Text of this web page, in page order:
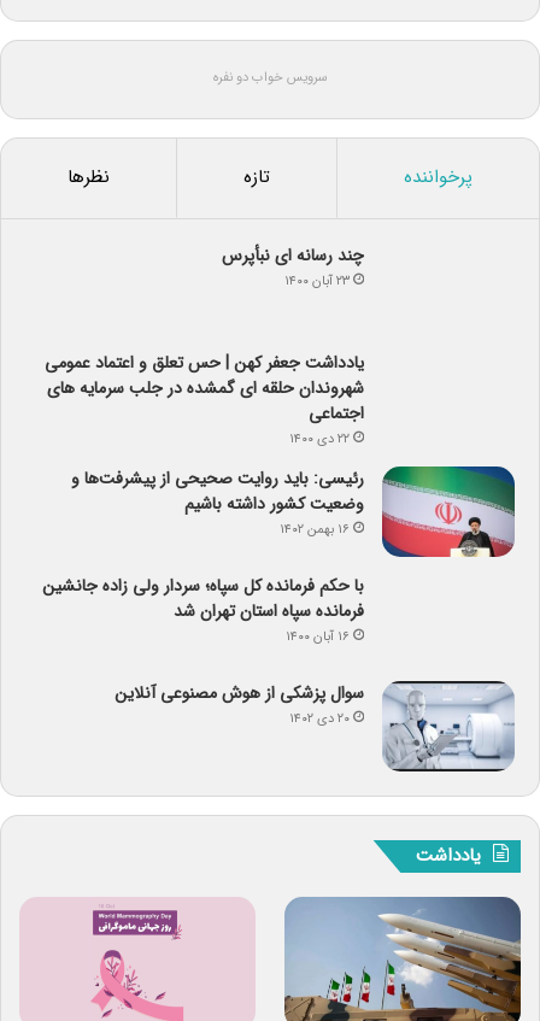
سرویس خواب دو نفره
پرخواننده تازه نظرها
چند رسانه ای نبأپرس
۲۳ آبان ۱۴۰۰
یادداشت جعفر کهن | حس تعلق و اعتماد عمومی
شهروندان حلقه ای گمشده در جلب سرمایه های
اجتماعی
۲۲ دی ۱۴۰۰
رئیسی: باید روایت صحیحی از پیشرفت‌ها و
وضعیت کشور داشته باشیم
۱۶ بهمن ۱۴۰۲
با حکم فرمانده کل سپاه؛ سردار ولی زاده جانشین
فرمانده سپاه استان تهران شد
۱۶ آبان ۱۴۰۰
سوال پزشکی از هوش مصنوعی آنلاین
۲۰ دی ۱۴۰۲
یادداشت